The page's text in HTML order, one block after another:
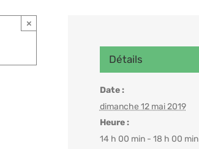
×
Détails
Date :
dimanche 12 mai 2019
Heure :
14 h 00 min - 18 h 00 min